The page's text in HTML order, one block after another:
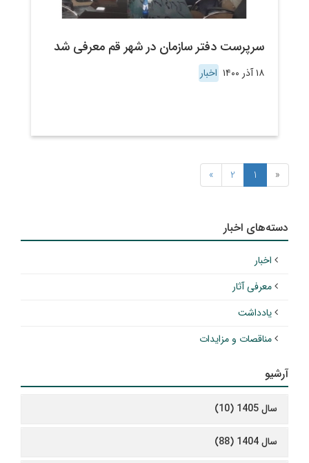
سرپرست دفتر سازمان در شهر قم معرفی شد
۱۸ آذر ۱۴۰۰ اخبار
«
1
2
»
دسته‌های اخبار
اخبار
معرفی آثار
یادداشت
مناقصات و مزایدات
آرشیو
سال 1405 (10)
سال 1404 (88)